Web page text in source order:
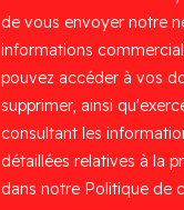
de vous envoyer notre
informations
pouvez accéder à vos
supprimer, ainsi
consultant les
détaillées relatives à la
dans notre Politique de